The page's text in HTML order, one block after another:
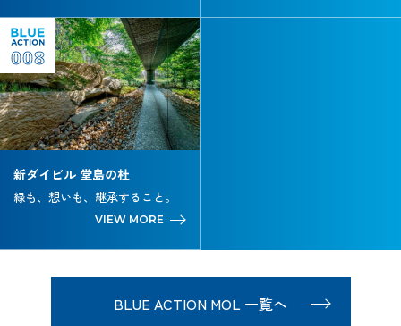
008
新ダイビル 堂島の杜
緑も、想いも、継承すること。
VIEW MORE
BLUE ACTION MOL 一覧へ